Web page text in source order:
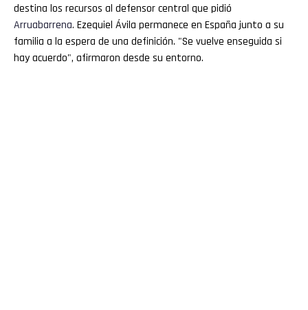
destina los recursos al defensor central que pidió
Arruabarrena. Ezequiel Ávila permanece en España junto a su
familia a la espera de una definición. "Se vuelve enseguida si
hay acuerdo", afirmaron desde su entorno.